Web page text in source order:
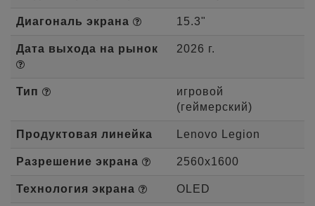
Диагональ экрана 15.3"
Дата выхода на рынок 2026 г.
Тип
игровой
(геймерский)
Продуктовая линейка Lenovo Legion
Разрешение экрана 2560x1600
Технология экрана OLED